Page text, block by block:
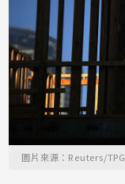
圖片來源：Reuters/TPG